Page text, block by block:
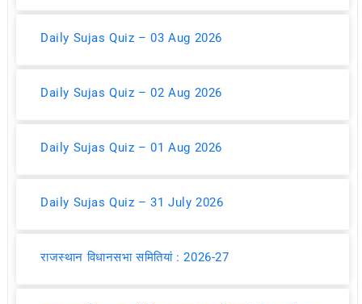
Daily Sujas Quiz – 03 Aug 2026
Daily Sujas Quiz – 02 Aug 2026
Daily Sujas Quiz – 01 Aug 2026
Daily Sujas Quiz – 31 July 2026
राजस्थान विधानसभा समितियां : 2026-27